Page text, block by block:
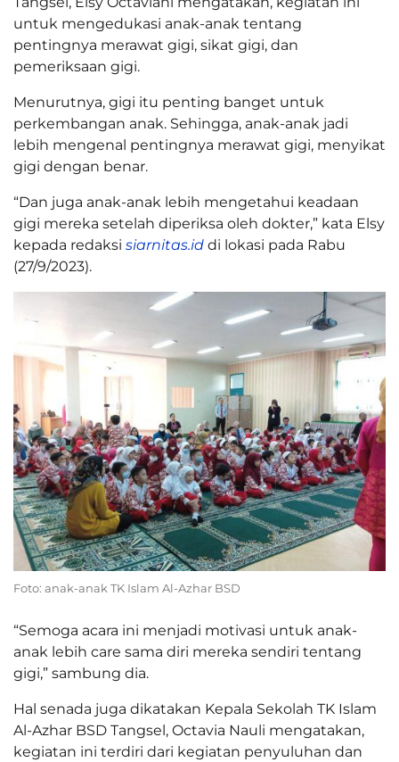
untuk mengedukasi anak-anak tentang
pentingnya merawat gigi, sikat gigi, dan
pemeriksaan gigi.
Menurutnya, gigi itu penting banget untuk
perkembangan anak. Sehingga, anak-anak jadi
lebih mengenal pentingnya merawat gigi, menyikat
gigi dengan benar.
“Dan juga anak-anak lebih mengetahui keadaan
gigi mereka setelah diperiksa oleh dokter,” kata Elsy
kepada redaksi siarnitas.id di lokasi pada Rabu
(27/9/2023).
Foto: anak-anak TK Islam Al-Azhar BSD
“Semoga acara ini menjadi motivasi untuk anak-
anak lebih care sama diri mereka sendiri tentang
gigi,” sambung dia.
Hal senada juga dikatakan Kepala Sekolah TK Islam
Al-Azhar BSD Tangsel, Octavia Nauli mengatakan,
kegiatan ini terdiri dari kegiatan penyuluhan dan